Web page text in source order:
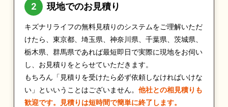
現地でのお見積り
キズナリライフの無料見積りのシステムをご理解いただ
けたら、東京都、埼玉県、神奈川県、千葉県、茨城県、
栃木県、群馬県であれば最短即日で実際に現地をお伺い
し、お見積りをとらせていただきます。
もちろん「見積りを受けたら必ず依頼しなければいけな
い」といいうことはございません。 他社との相見積りも
歓迎です。見積りは短時間で簡単に終了します。